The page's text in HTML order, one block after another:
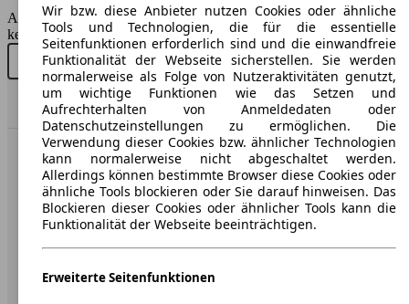
AutoScout24 GmbH übernimmt für die Richtigkeit der Angaben
keine Gewähr.
Neu kaufen
Gebraucht kaufen
Nach Oben
AutoScout24: Europaweit der größte Online-Automarkt.
Unternehmen
Über AutoScout24
Presse
Wir bzw. diese Anbieter nutzen Cookies oder ähnliche
Tools und Technologien, die für die essentielle
Seitenfunktionen erforderlich sind und die einwandfreie
Funktionalität der Webseite sicherstellen. Sie werden
normalerweise als Folge von Nutzeraktivitäten genutzt,
um wichtige Funktionen wie das Setzen und
Aufrechterhalten von Anmeldedaten oder
Datenschutzeinstellungen zu ermöglichen. Die
Verwendung dieser Cookies bzw. ähnlicher Technologien
kann normalerweise nicht abgeschaltet werden.
Allerdings können bestimmte Browser diese Cookies oder
ähnliche Tools blockieren oder Sie darauf hinweisen. Das
Blockieren dieser Cookies oder ähnlicher Tools kann die
Funktionalität der Webseite beeinträchtigen.
Erweiterte Seitenfunktionen